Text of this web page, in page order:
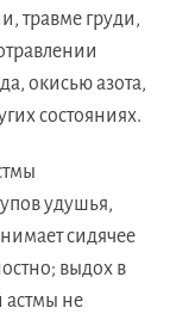
травме груди,
окисью азота,
состояниях.
удушья,
сидячее
выдох в
астмы не